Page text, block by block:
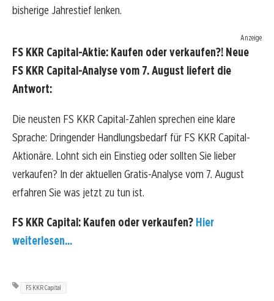
bisherige Jahrestief lenken.
Anzeige
FS KKR Capital-Aktie: Kaufen oder verkaufen?! Neue
FS KKR Capital-Analyse vom 7. August liefert die
Antwort:
Die neusten FS KKR Capital-Zahlen sprechen eine klare
Sprache: Dringender Handlungsbedarf für FS KKR Capital-
Aktionäre. Lohnt sich ein Einstieg oder sollten Sie lieber
verkaufen? In der aktuellen Gratis-Analyse vom 7. August
erfahren Sie was jetzt zu tun ist.
FS KKR Capital: Kaufen oder verkaufen? Hier
weiterlesen...
FS KKR Capital